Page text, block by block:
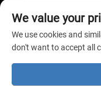
We value your
We use cookies and
don't want to accept all